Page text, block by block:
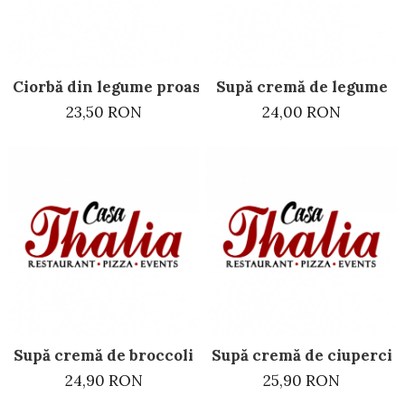
Ciorbă din legume proaspete
23,50 RON
Supă cremă de legume
24,00 RON
Supă cremă de broccoli
24,90 RON
Supă cremă de ciuperci
25,90 RON